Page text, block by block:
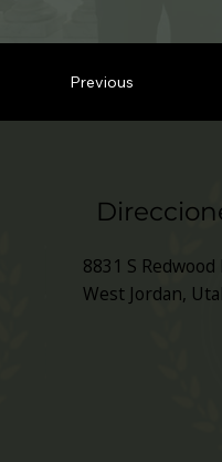
Previous
8831 S Redwood
West Jordan,